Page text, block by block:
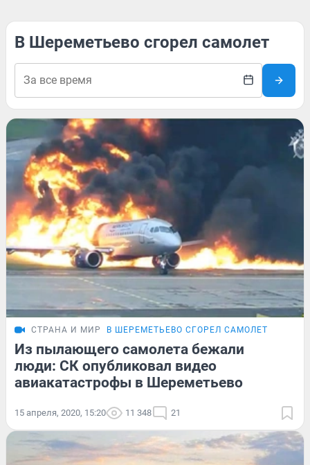
В Шереметьево сгорел самолет
СТРАНА И МИР В ШЕРЕМЕТЬЕВО СГОРЕЛ САМОЛЕТ
Из пылающего самолета бежали
люди: СК опубликовал видео
авиакатастрофы в Шереметьево
15 апреля, 2020, 15:20 11 348 21